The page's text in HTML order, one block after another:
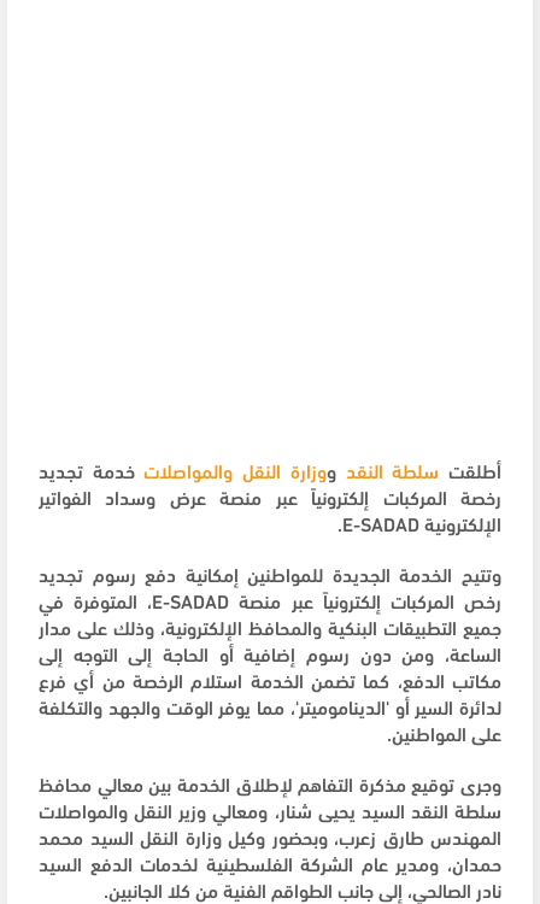
أطلقت سلطة النقد ووزارة النقل والمواصلاتخدمة تجديد
رخصة المركبات إلكترونياً عبر منصة عرض وسداد الفواتير
الإلكترونية E-SADAD.
وتتيح الخدمة الجديدة للمواطنين إمكانية دفع رسوم تجديد
رخص المركبات إلكترونياً عبر منصة E-SADAD، المتوفرة في
جميع التطبيقات البنكية والمحافظ الإلكترونية، وذلك على مدار
الساعة، ومن دون رسوم إضافية أو الحاجة إلى التوجه إلى
مكاتب الدفع، كما تضمن الخدمة استلام الرخصة من أي فرع
لدائرة السير أو 'الديناموميتر'، مما يوفر الوقت والجهد والتكلفة
على المواطنين.
وجرى توقيع مذكرة التفاهم لإطلاق الخدمة بين معالي محافظ
سلطة النقد السيد يحيى شنار، ومعالي وزير النقل والمواصلات
المهندس طارق زعرب، وبحضور وكيل وزارة النقل السيد محمد
حمدان، ومدير عام الشركة الفلسطينية لخدمات الدفع السيد
نادر الصالحي، إلى جانب الطواقم الفنية من كلا الجانبين.